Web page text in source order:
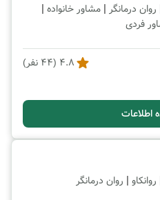
روان درمانگر | مشاور خانواده |
فردی
4.8
(
44 نفر)
اطلاعات
روانکاو | روان درمانگر